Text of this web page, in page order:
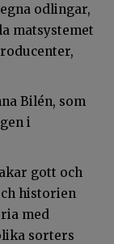
odlingar,
matsystemet
Bilén, som
i
gott och
historien
med
sorters